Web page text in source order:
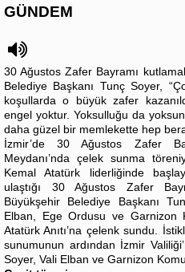
GÜNDEM
30 Ağustos Zafer Bayramı
Belediye Başkanı Tunç Soyer,
koşullarda o büyük zafer
engel yoktur. Yoksulluğu da
daha güzel bir memlekette hep
İzmir’de 30 Ağustos Zafer
Meydanı’nda çelek sunma
Kemal Atatürk liderliğinde
ulaştığı 30 Ağustos Zafer
Büyükşehir Belediye Başkanı
Elban, Ege Ordusu ve Garnizon
Atatürk Anıtı’na çelenk sundu.
sunumunun ardından İzmir
Soyer, Vali Elban ve Garnizon